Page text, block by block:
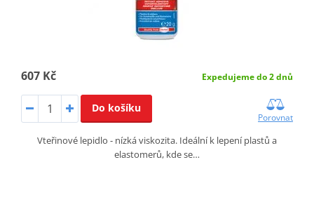
607 Kč Expedujeme do 2 dnů
Do košíku
Porovnat
Vteřinové lepidlo - nízká viskozita. Ideální k lepení plastů a
elastomerů, kde se…